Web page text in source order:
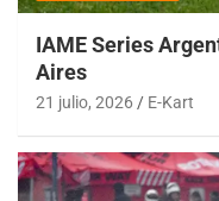
IAME Series
Aires
21 julio, 2026 E-Kart